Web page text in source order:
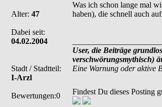
Alter: 47
Dabei seit:
04.02.2004
Stadt / Stadtteil:
I-Arzl
Bewertungen:0
Was ich schon lange mal
haben), die schnell auch
User, die Beiträge
verschwörungsmythisch)
Eine Warnung oder aktive
Findest Du dieses Posting